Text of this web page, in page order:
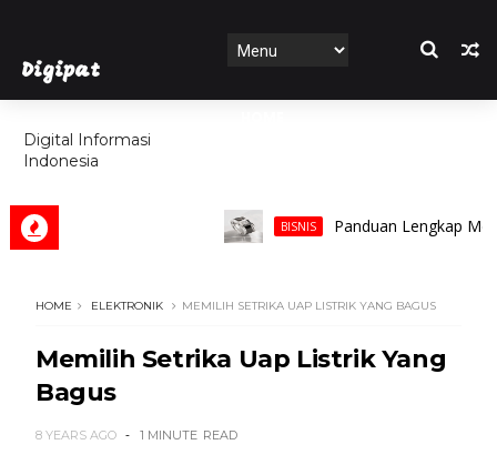
Digipat
Digital Informasi
Indonesia
FEATURES
BISNIS Panduan Lengkap Memilih
HOME ELEKTRONIK MEMILIH SETRIKA UAP LISTRIK YANG BAGUS
Memilih Setrika Uap Listrik Yang
Bagus
8 YEARS AGO 1 MINUTE READ